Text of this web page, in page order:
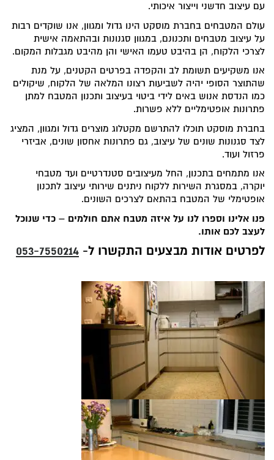
עם עיצוב חדשני וייצור איכותי.
עולם המטבחים בחברת מוסקט הינו גדול ומגוון, אנו שוקדים רבות
על עיצוב מטבחים ותכנונם, במגוון סגנונות ובהתאמה אישית
לצרכי הלקוח, הן בהיבט טעמו האישי והן מהיבט מגבלות המקום.
אנו משקיעים תשומת לב והקפדה בפרטים הקטנים, על מנת
שהתוצר הסופי יהיה לשביעות רצונו המלאה של הלקוח, שיקולים
כמו הנדסת אנוש באים לידי ביטוי בעיצוב ותכנון המטבח למתן
פתרונות אופטימליים ללא פשרות.
בחברת מוסקט תוכלו להתרשם מקטלוג מוצרים גדול ומגוון, המציג
לצד סגנונות שונים של עיצוב, גם פתרונות אחסון שונים, אביזרי
פרזול ועוד.
אנו מתמחים בתכנון, החל מעיצובים סטנדרטיים ועד מטבחי
יוקרה, במסגרת השירות ללקוח ניתנים שירותי עיצוב לתכנון
אופטימלי של המטבח בהתאם לצרכים השונים.
פנו אלינו וספרו לנו על איזה מטבח אתם חולמים – כדי שנוכל
לעצב לכם אותו.
לפרטים אודות מבצעים התקשרו ל- 053-7550214